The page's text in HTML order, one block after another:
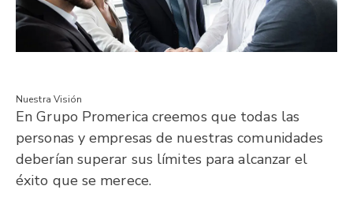
Nuestra Visión
En Grupo Promerica creemos que todas las
personas y empresas de nuestras comunidades
deberían superar sus límites para alcanzar el
éxito que se merece.